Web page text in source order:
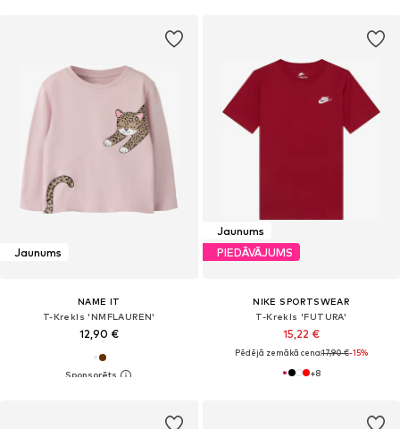
Jaunums
NAME IT
T-Krekls 'NMFLAUREN'
12,90 €
Jaunums
PIEDĀVĀJUMS
NIKE SPORTSWEAR
T-Krekls 'FUTURA'
15,22 €
Pēdējā zemākā cena:17,90 €-15%
+8